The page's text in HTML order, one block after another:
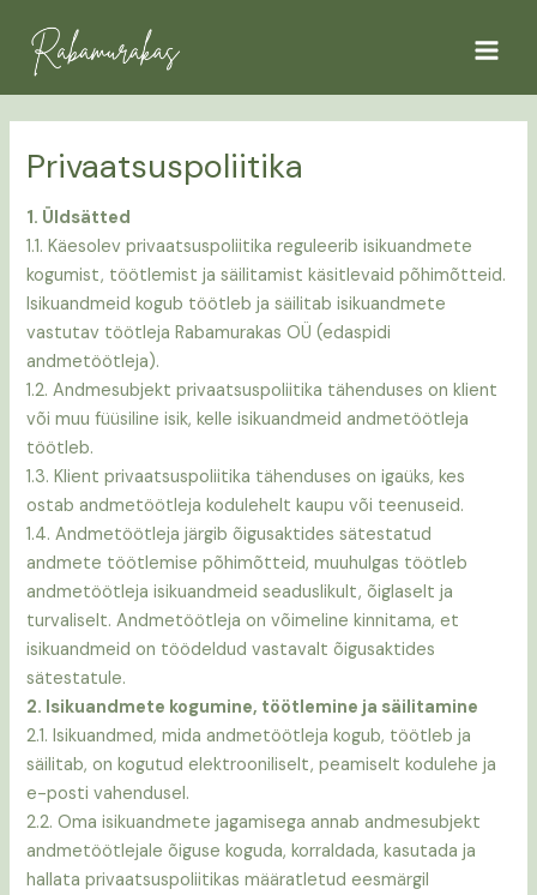
content
Menu
Privaatsuspoliitika
1. Üldsätted
1.1. Käesolev privaatsuspoliitika reguleerib isikuandmete
kogumist, töötlemist ja säilitamist käsitlevaid põhimõtteid.
Isikuandmeid kogub töötleb ja säilitab isikuandmete
vastutav töötleja Rabamurakas OÜ (edaspidi
andmetöötleja).
1.2. Andmesubjekt privaatsuspoliitika tähenduses on klient
või muu füüsiline isik, kelle isikuandmeid andmetöötleja
töötleb.
1.3. Klient privaatsuspoliitika tähenduses on igaüks, kes
ostab andmetöötleja kodulehelt kaupu või teenuseid.
1.4. Andmetöötleja järgib õigusaktides sätestatud
andmete töötlemise põhimõtteid, muuhulgas töötleb
andmetöötleja isikuandmeid seaduslikult, õiglaselt ja
turvaliselt. Andmetöötleja on võimeline kinnitama, et
isikuandmeid on töödeldud vastavalt õigusaktides
sätestatule.
2. Isikuandmete kogumine, töötlemine ja säilitamine
2.1. Isikuandmed, mida andmetöötleja kogub, töötleb ja
säilitab, on kogutud elektrooniliselt, peamiselt kodulehe ja
e-posti vahendusel.
2.2. Oma isikuandmete jagamisega annab andmesubjekt
andmetöötlejale õiguse koguda, korraldada, kasutada ja
hallata privaatsuspoliitikas määratletud eesmärgil